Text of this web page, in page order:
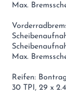
Max.
Max.
Reifen:
30 TPI, 29 x